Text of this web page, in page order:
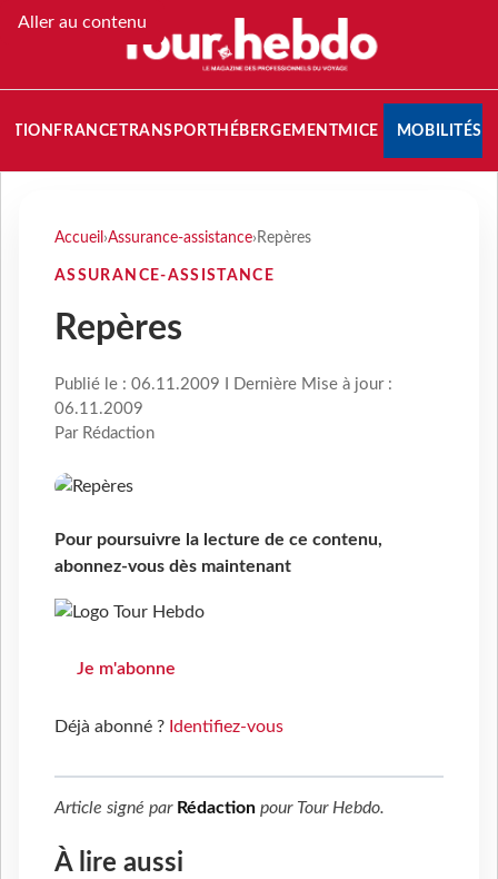
Aller au contenu
FRANCETRANSPORT HÉBERGEMENTMICE MOBILITÉS
Accueil ›Assurance-assistance› Repères
ASSURANCE-ASSISTANCE
Repères
Publié le : 06.11.2009 I Dernière Mise à jour :
06.11.2009
Par Rédaction
Pour poursuivre la lecture de ce contenu,
abonnez-vous dès maintenant
Je m'abonne
Déjà abonné ? Identifiez-vous
Article signé par Rédaction pour Tour Hebdo.
À lire aussi